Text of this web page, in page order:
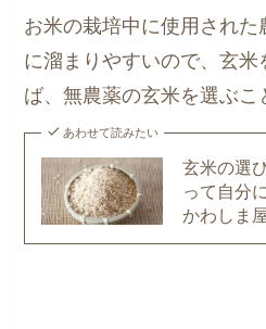
お米の栽培中に使用され
に溜まりやすいので、玄
ば、無農薬の玄米を選ぶこ
あわせて読みたい
玄米の選
って自分
かわしま